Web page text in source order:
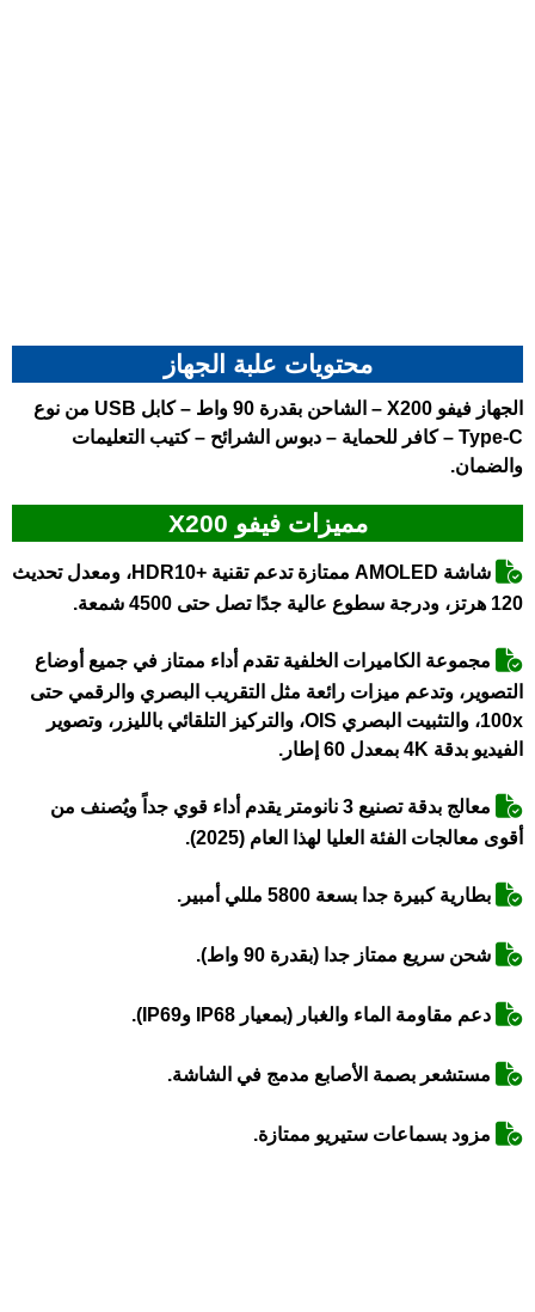
محتويات علبة الجهاز
الجهاز فيفو X200 – الشاحن بقدرة 90 واط – كابل USB من نوع
Type-C – كافر للحماية – دبوس الشرائح – كتيب التعليمات
والضمان.
مميزات فيفو X200
شاشة AMOLED ممتازة تدعم تقنية +HDR10، ومعدل تحديث
120 هرتز، ودرجة سطوع عالية جدًا تصل حتى 4500 شمعة.
مجموعة الكاميرات الخلفية تقدم أداء ممتاز في جميع أوضاع
التصوير، وتدعم ميزات رائعة مثل التقريب البصري والرقمي حتى
100x، والتثبيت البصري OIS، والتركيز التلقائي بالليزر، وتصوير
الفيديو بدقة 4K بمعدل 60 إطار.
معالج بدقة تصنيع 3 نانومتر يقدم أداء قوي جداً ويُصنف من
أقوى معالجات الفئة العليا لهذا العام (2025).
بطارية كبيرة جدا بسعة 5800 مللي أمبير.
شحن سريع ممتاز جدا (بقدرة 90 واط).
دعم مقاومة الماء والغبار (بمعيار IP68 وIP69).
مستشعر بصمة الأصابع مدمج في الشاشة.
مزود بسماعات ستيريو ممتازة.